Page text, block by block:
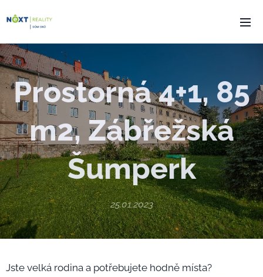
Prostorná 4+1, 85
m2, Zábřežská
Šumperk
25.01.2023
Jste velká rodina a potřebujete hodně místa?